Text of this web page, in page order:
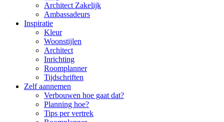
Architect Zakelijk
Ambassadeurs
Inspiratie
Kleur
Woonstijlen
Architect
Inrichting
Roomplanner
Tijdschriften
Zelf aannemen
Verbouwen hoe gaat dat?
Planning hoe?
Tips per vertrek